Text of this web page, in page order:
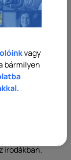
images, or
irodákban.
vagy
bármilyen